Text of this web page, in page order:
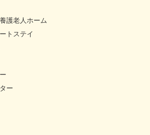
護老人ホーム
トステイ
ー